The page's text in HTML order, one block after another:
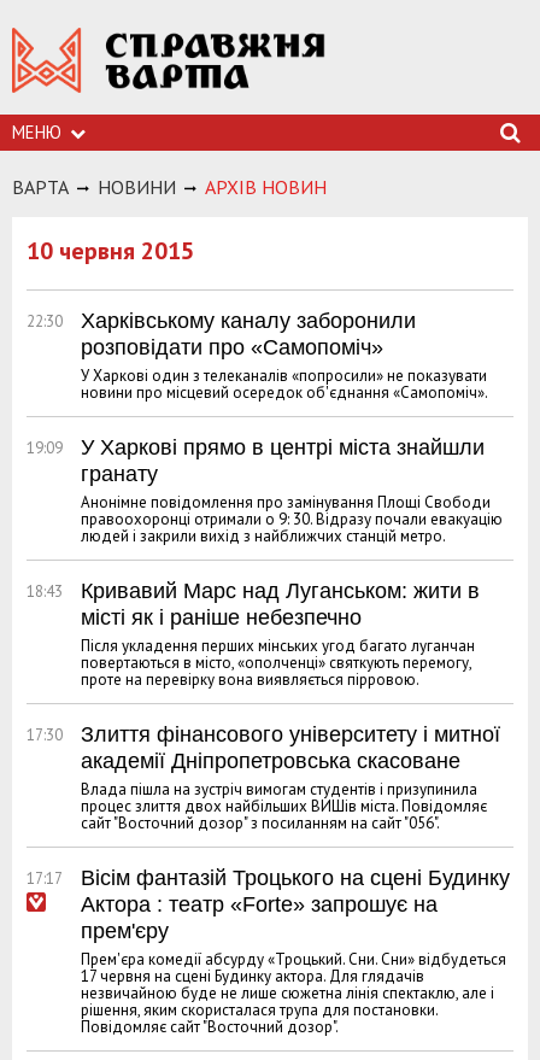
МЕНЮ
ВАРТА НОВИНИ АРХIВ НОВИН
10 червня 2015
22:30
Харківському каналу заборонили
розповідати про «Самопоміч»
У Харкові один з телеканалів «попросили» не показувати
новини про місцевий осередок об'єднання «Самопоміч».
19:09
У Харкові прямо в центрі міста знайшли
гранату
Анонімне повідомлення про замінування Площі Свободи
правоохоронці отримали о 9: 30. Відразу почали евакуацію
людей і закрили вихід з найближчих станцій метро.
18:43
Кривавий Марс над Луганськом: жити в
місті як і раніше небезпечно
Після укладення перших мінських угод багато луганчан
повертаються в місто, «ополченці» святкують перемогу,
проте на перевірку вона виявляється пірровою.
17:30
Злиття фінансового університету і митної
академії Дніпропетровська скасоване
Влада пішла на зустріч вимогам студентів і призупинила
процес злиття двох найбільших ВИШів міста. Повідомляє
сайт "Восточний дозор" з посиланням на сайт "056".
17:17
Вісім фантазій Троцького на сцені Будинку
Актора : театр «Forte» запрошує на
прем'єру
Прем'єра комедії абсурду «Троцький. Сни. Сни» відбудеться
17 червня на сцені Будинку актора. Для глядачів
незвичайною буде не лише сюжетна лінія спектаклю, але і
рішення, яким скористалася трупа для постановки.
Повідомляє сайт "Восточний дозор".